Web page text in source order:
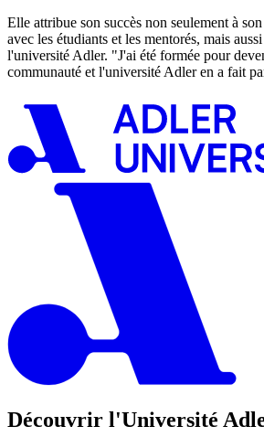
Elle attribue son succès non seulement à
avec les étudiants et les mentorés, mais
l'université Adler. "J'ai été formée pour
communauté et l'université Adler en a fait
Découvrir l'Université